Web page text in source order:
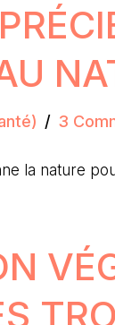
3
la nature